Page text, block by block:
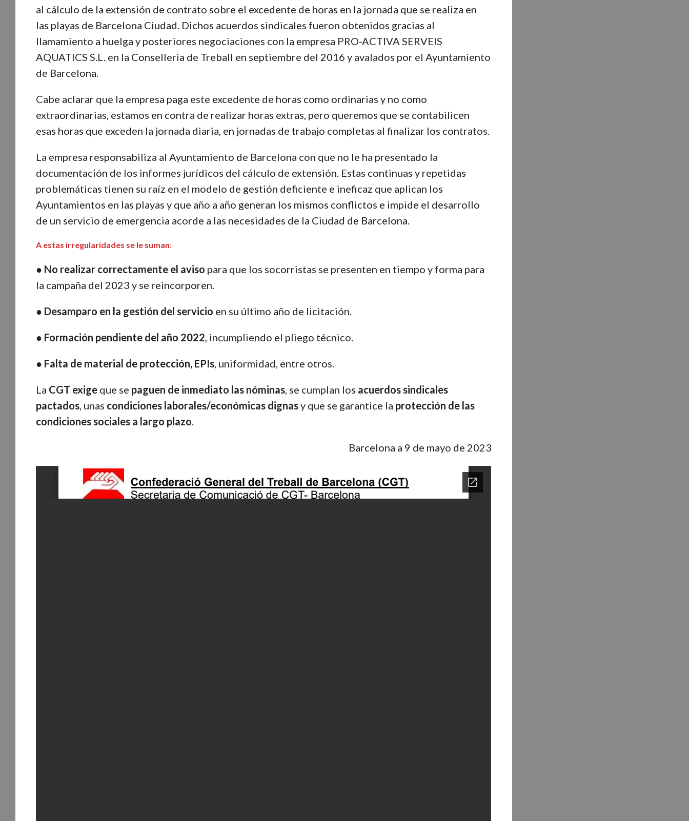
al cálculo de la extensión de contrato sobre el excedente de horas en la jornada que se realiza en
las playas de Barcelona Ciudad. Dichos acuerdos sindicales fueron obtenidos gracias al
llamamiento a huelga y posteriores negociaciones con la empresa PRO-ACTIVA SERVEIS
AQUATICS S.L. en la Conselleria de Treball en septiembre del 2016 y avalados por el Ayuntamiento
de Barcelona.
Cabe aclarar que la empresa paga este excedente de horas como ordinarias y no como
extraordinarias, estamos en contra de realizar horas extras, pero queremos que se contabilicen
esas horas que exceden la jornada diaria, en jornadas de trabajo completas al finalizar los contratos.
La empresa responsabiliza al Ayuntamiento de Barcelona con que no le ha presentado la
documentación de los informes jurídicos del cálculo de extensión. Estas continuas y repetidas
problemáticas tienen su raíz en el modelo de gestión deficiente e ineficaz que aplican los
Ayuntamientos en las playas y que año a año generan los mismos conflictos e impide el desarrollo
de un servicio de emergencia acorde a las necesidades de la Ciudad de Barcelona.
A estas irregularidades se le suman:
● No realizar correctamente el aviso para que los socorristas se presenten en tiempo y forma para
la campaña del 2023 y se reincorporen.
● Desamparo en la gestión del servicio en su último año de licitación.
● Formación pendiente del año 2022, incumpliendo el pliego técnico.
● Falta de material de protección, EPIs, uniformidad, entre otros.
La CGT exige que se paguen de inmediato las nóminas, se cumplan los acuerdos sindicales
pactados, unas condiciones laborales/económicas dignasy que se garantice la protección de las
condiciones sociales a largo plazo.
Barcelona a 9 de mayo de 2023